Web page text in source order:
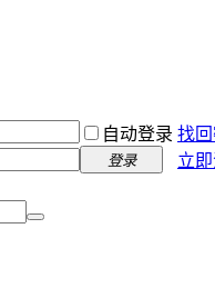
自动登录 找
登录
立